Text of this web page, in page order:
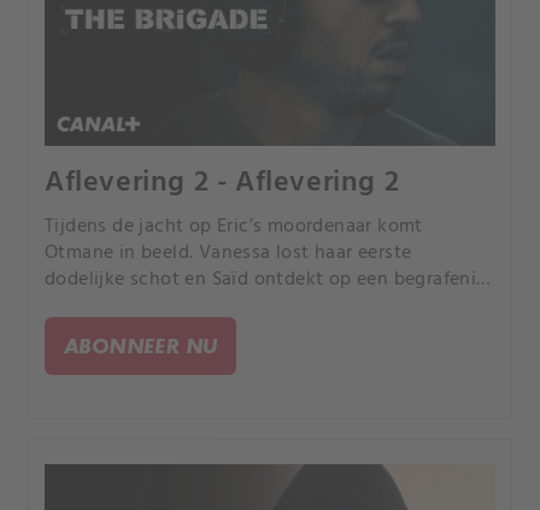
Aflevering 2 - Aflevering 2
Tijdens de jacht op Eric’s moordenaar komt
Otmane in beeld. Vanessa lost haar eerste
dodelijke schot en Saïd ontdekt op een begrafenis
gedacht.
ABONNEER NU